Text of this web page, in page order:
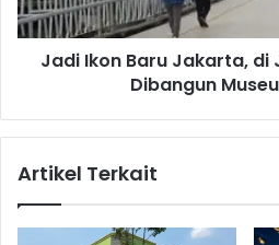
,
P
r
n
n
B
k
Jadi Ikon Baru Jakarta, di
Dibangun
Artikel Terkait